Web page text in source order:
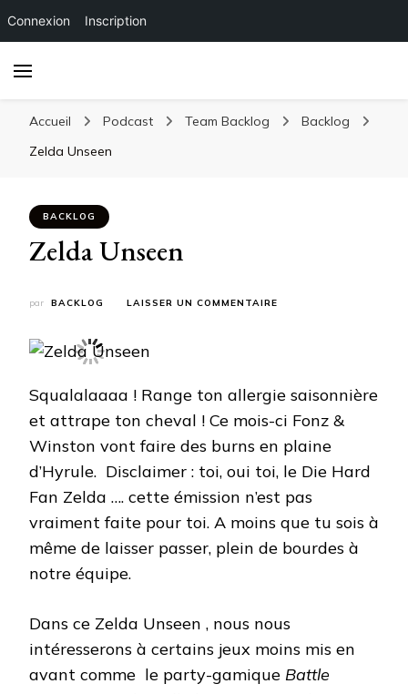
Connexion Inscription
Accueil Podcast Team Backlog
Backlog
Zelda Unseen
BACKLOG
Zelda Unseen
par BACKLOG LAISSER UN COMMENTAIRE
Squalalaaaa ! Range ton allergie saisonnière
et attrape ton cheval ! Ce mois-ci Fonz &
Winston vont faire des burns en plaine
d’Hyrule. Disclaimer : toi, oui toi, le Die Hard
Fan Zelda …. cette émission n’est pas
vraiment faite pour toi. A moins que tu sois à
même de laisser passer, plein de bourdes à
notre équipe.
Dans ce Zelda Unseen , nous nous
intéresserons à certains jeux moins mis en
avant comme le party-gamique Battle